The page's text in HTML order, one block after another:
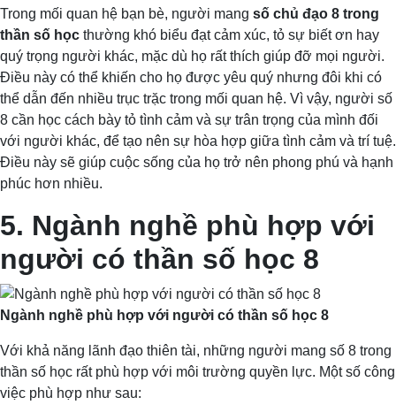
Trong mối quan hệ bạn bè, người mang số chủ đạo 8 trong
thần số học thường khó biểu đạt cảm xúc, tỏ sự biết ơn hay
quý trọng người khác, mặc dù họ rất thích giúp đỡ mọi người.
Điều này có thể khiến cho họ được yêu quý nhưng đôi khi có
thể dẫn đến nhiều trục trặc trong mối quan hệ. Vì vậy, người số
8 cần học cách bày tỏ tình cảm và sự trân trọng của mình đối
với người khác, để tạo nên sự hòa hợp giữa tình cảm và trí tuệ.
Điều này sẽ giúp cuộc sống của họ trở nên phong phú và hạnh
phúc hơn nhiều.
5. Ngành nghề phù hợp với
người có thần số học 8
Ngành nghề phù hợp với người có thần số học 8
Với khả năng lãnh đạo thiên tài, những người mang số 8 trong
thần số học rất phù hợp với môi trường quyền lực. Một số công
việc phù hợp như sau: